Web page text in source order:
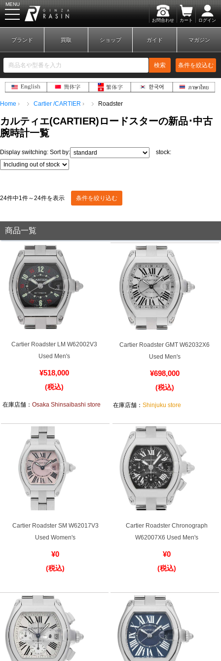
お問合わせ カート ログイン
MENU
新規会員登録
ブランドから探す
全てのブランドを見
る
ロレックス
パテック
フィリップ
オーデマピゲ ウブロ カルティエ
グランド
セイコー
IWC
ヴァシュロン
パネライ
新品 未使用品
中古品 アンティーク品
WEB限定品 SALE
ブランド 買取 ショップ ガイド マガジン
検索 条件を絞込む
Home Cartier /CARTIER Roadster
カルティエ(CARTIER)ロードスターの新品･中古
腕時計一覧
Display switching: Sort by: stock:
24件中1件～24件を表示 条件を絞り込む
商品一覧
Cartier Roadster LM W62002V3
Used Men's
¥518,000
(税込)
在庫店舗：Osaka Shinsaibashi store
Cartier Roadster GMT W62032X6
Used Men's
¥698,000
(税込)
在庫店舗：Shinjuku store
Cartier Roadster SM W62017V3
Used Women's
¥0
(税込)
Cartier Roadster Chronograph
W62007X6 Used Men's
¥0
(税込)